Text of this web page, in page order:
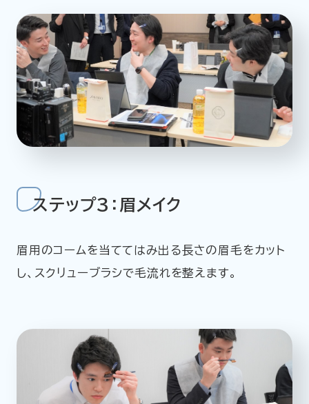
ステップ3：眉メイク
眉用のコームを当ててはみ出る長さの眉毛をカット
し、スクリューブラシで毛流れを整えます。